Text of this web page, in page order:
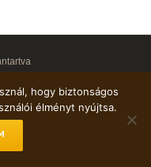
hogy biztonságos
élményt nyújtsa.